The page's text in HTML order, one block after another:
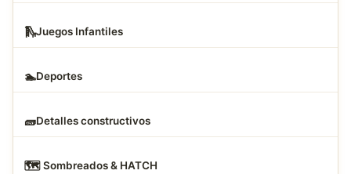
🛝Juegos Infantiles
🏊Deportes
🧱Detalles constructivos
🗺️ Sombreados & HATCH